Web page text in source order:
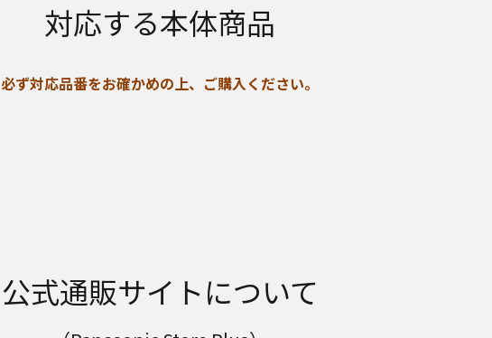
対応する本体商品
必ず対応品番をお確かめの上、ご購入ください。
公式通販サイトについて